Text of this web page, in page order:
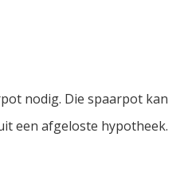
nodig. Die spaarpot kan
een afgeloste hypotheek.